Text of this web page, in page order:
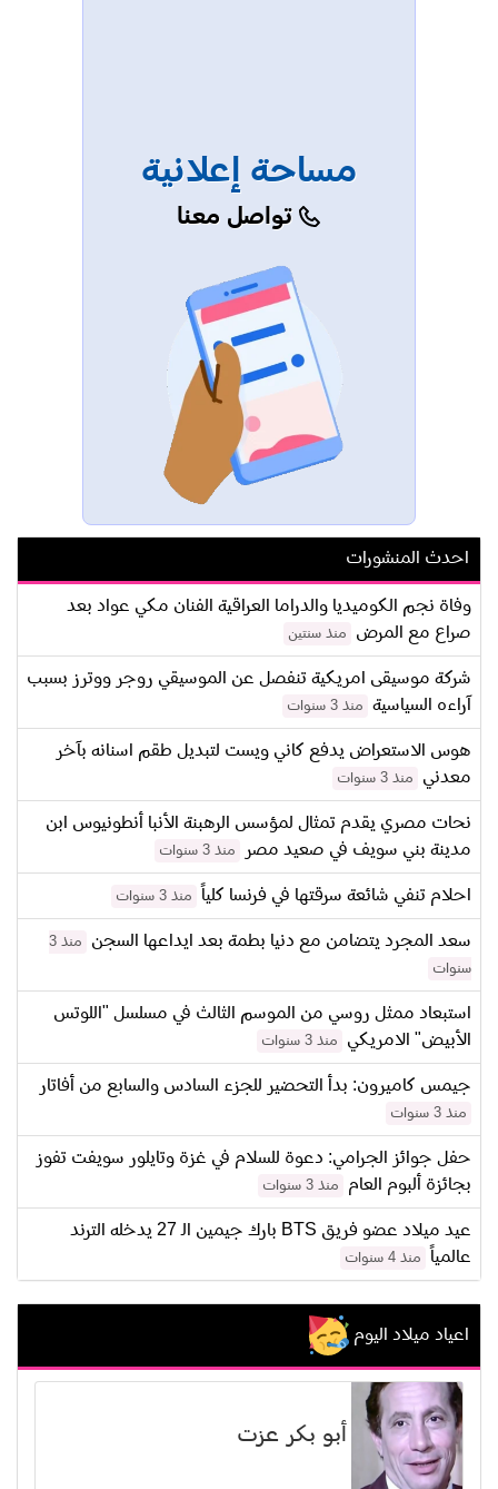
مساحة إعلانية
تواصل معنا
احدث المنشورات
وفاة نجم الكوميديا والدراما العراقية الفنان مكي عواد بعد
صراع مع المرض
منذ سنتين
شركة موسيقى امريكية تنفصل عن الموسيقي روجر ووترز بسبب
آراءه السياسية
منذ 3 سنوات
هوس الاستعراض يدفع كاني ويست لتبديل طقم اسنانه بآخر
معدني
منذ 3 سنوات
نحات مصري يقدم تمثال لمؤسس الرهبنة الأنبا أنطونيوس ابن
مدينة بني سويف في صعيد مصر
منذ 3 سنوات
احلام تنفي شائعة سرقتها في فرنسا كلياً منذ 3 سنوات
سعد المجرد يتضامن مع دنيا بطمة بعد ايداعها السجن
منذ 3
سنوات
استبعاد ممثل روسي من الموسم الثالث في مسلسل "اللوتس
الأبيض" الامريكي
منذ 3 سنوات
جيمس كاميرون: بدأ التحضير للجزء السادس والسابع من أفاتار
منذ 3 سنوات
حفل جوائز الجرامي: دعوة للسلام في غزة وتايلور سويفت تفوز
بجائزة ألبوم العام
منذ 3 سنوات
عيد ميلاد عضو فريق BTS بارك جيمين الـ 27 يدخله الترند
عالمياً
منذ 4 سنوات
اعياد ميلاد اليوم
أبو بكر عزت